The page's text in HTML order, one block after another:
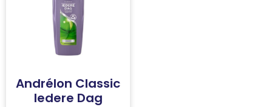
Andrélon Classic
Iedere Dag